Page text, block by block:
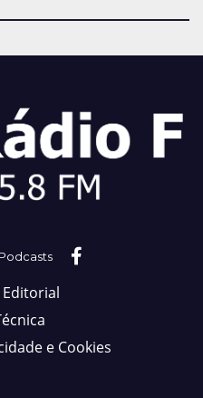
Podcasts
e Cookies